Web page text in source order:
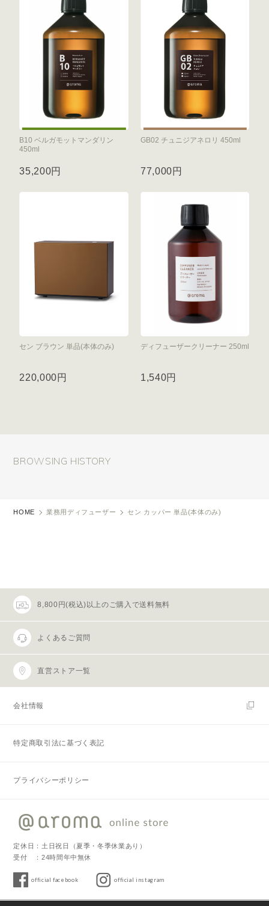
B10 ベルガモットマンダリン
450ml
35,200円
GB02 チュニジアネロリ 450ml
77,000円
セン ブラウン 単品(本体のみ)
220,000円
ディフューザークリーナー 250ml
1,540円
BROWSING HISTORY
HOME 業務用ディフューザー セン カッパー 単品(本体のみ)
8,800円(税込)以上のご購入で送料無料
よくあるご質問
直営ストア一覧
会社情報
特定商取引法に基づく表記
プライバシーポリシー
定休日：土日祝日（夏季・冬季休業あり）
受付 ：24時間年中無休
official facebook official instagram